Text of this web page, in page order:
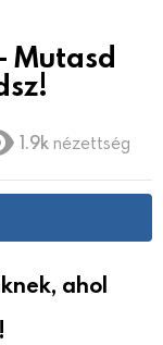
Mutasd
1.9k nézettség
ahol